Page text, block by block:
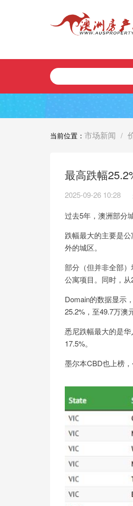
当前位置： 市场新闻 /
最高跌幅
2025-09-26 10:28
过去5年，澳洲部分
跌幅最大的主要是
外的城区。
部分（但并非全部
公寓项目。同时，从
Domain的数据显示
25.2%，至49.7万澳
悉尼跌幅最大的是
17.5%。
墨尔本CBD也上榜